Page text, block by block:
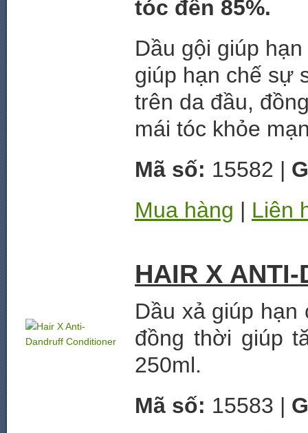
tóc đến 85%.
Dầu gội giúp
giúp hạn chế sự
trên da đầu,
mái tóc khỏe
Mã số: 15582 |
Mua hàng | Liên
HAIR X ANTI-
Dầu xả giúp
đồng thời giúp
250ml.
Mã số: 15583 |